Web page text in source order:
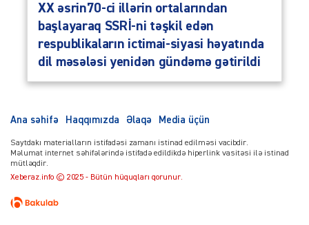
XX əsrin70-ci illərin ortalarından
başlayaraq SSRİ-ni təşkil edən
respublikaların ictimai-siyasi həyatında
dil məsələsi yenidən gündəmə gətirildi
Ana səhifə Haqqımızda Əlaqə Media üçün
Saytdakı materialların istifadəsi zamanı istinad edilməsi vacibdir.
Məlumat internet səhifələrində istifadə edildikdə hiperlink vasitəsi ilə istinad
mütləqdir.
Xeberaz.info © 2025 - Bütün hüquqları qorunur.